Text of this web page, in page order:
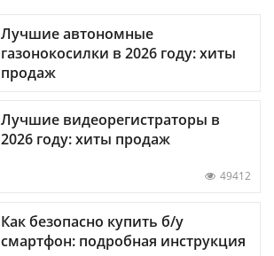
Лучшие автономные
газонокосилки в 2026 году: хиты
продаж
Лучшие видеорегистраторы в
2026 году: хиты продаж
49412
Как безопасно купить б/у
смартфон: подробная инструкция